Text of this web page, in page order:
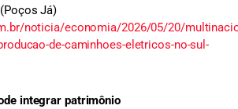
Já)
noticia/economia/2026/05/20/
de-caminhoes-eletricos-no-sul-
integrar patrimônio